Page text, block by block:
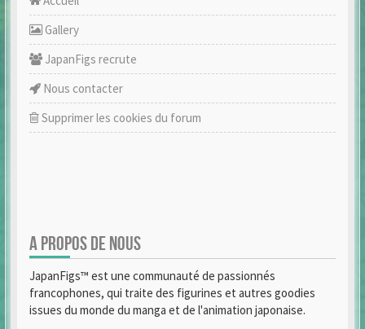
Gallery
JapanFigs recrute
Nous contacter
Supprimer les cookies du forum
A PROPOS DE NOUS
JapanFigs™ est une communauté de passionnés
francophones, qui traite des figurines et autres goodies
issues du monde du manga et de l'animation japonaise.